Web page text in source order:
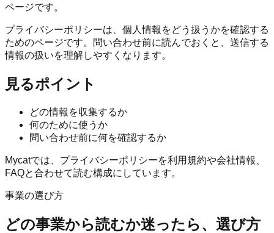
ページです。
プライバシーポリシーは、個人情報をどう扱うかを確認する
ためのページです。問い合わせ前に読んでおくと、送信する
情報の扱いを理解しやすくなります。
見るポイント
どの情報を収集するか
何のために使うか
問い合わせ前に何を確認するか
Mycatでは、プライバシーポリシーを利用規約や会社情報、
FAQと合わせて読む構成にしています。
事業の選び方
どの事業から読むか迷ったら、選び方